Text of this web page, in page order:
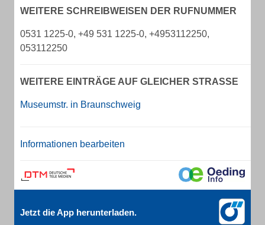
WEITERE SCHREIBWEISEN DER RUFNUMMER
0531 1225-0, +49 531 1225-0, +4953112250,
053112250
WEITERE EINTRÄGE AUF GLEICHER STRASSE
Museumstr. in Braunschweig
Informationen bearbeiten
Jetzt die App herunterladen.